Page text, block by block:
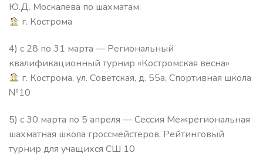
Ю.Д. Москалева по шахматам
г. Кострома
4) с 28 по 31 марта — Региональный
квалификационный турнир «Костромская весна»
г. Кострома, ул. Советская, д. 55а, Спортивная школа
№10
5) с 30 марта по 5 апреля — Сессия Межрегиональная
шахматная школа гроссмейстеров, Рейтинговый
турнир для учащихся СШ 10